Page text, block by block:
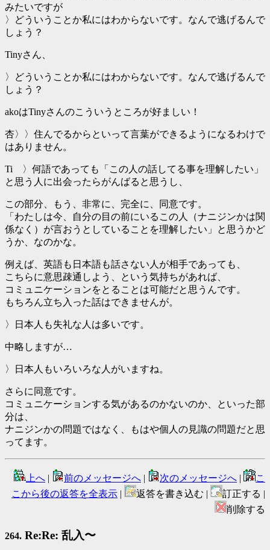
みたいですが
〉どういうことか私にはわからないです。なんで逃げるんで
しょう？
Tinyさん、
〉どういうことか私にはわからないです。なんで逃げるんで
しょう？
akoはTinyさんのこういうところが好ましい！
杏〉〉住んでるからといって言葉ができるようになるわけで
はありません。
Ti 〉何語であっても「この人の話してる事を理解したい」
と思う人に出会ったらがんばると思うし、
この部分、もう、非常に、完全に、同意です。
「わたしは今、自分の目の前にいるこの人（ナニジンかは関
係なく）が言おうとしていることを理解したい」と思うかど
うか、なのかな。
例えば、英語も日本語も話さない人が相手であっても、
こちらに意思疎通しよう、という気持ちがあれば、
コミュニケーションをとることは可能だと思うんです。
もちろん立ち入った話はできませんが。
〉日本人も失礼な人は多いです。
中略しますが…
〉日本人もいろいろな人がいますね。
さらに同意です。
コミュニケーションする気があるのかないのか、といった部
分は、
ナニジンかの問題ではなく、もはや個人の見識の問題だと思
ってます。
上へ | 前のメッセージへ | 次のメッセージへ |
こ
こから後の返答を全表示 | 返答を書き込む |
訂正する |
削除する
264. Re:Re: 乱入〜